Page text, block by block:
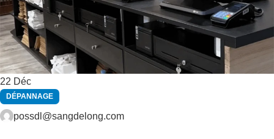
22 Déc
DÉPANNAGE
possdl@sangdelong.com